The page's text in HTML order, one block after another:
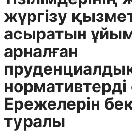
жүргізу
асыратын
арналған
нормативтерді
Ережелерін
туралы